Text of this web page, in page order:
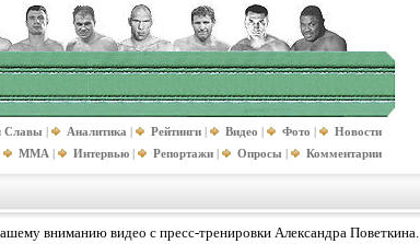
Славы | Аналитика | Рейтинги | Видео | Фото |
Новости
MMA | Интервью | Репортажи | Опросы | Комментарии
вниманию видео с пресс-тренировки Александра Поветкина.